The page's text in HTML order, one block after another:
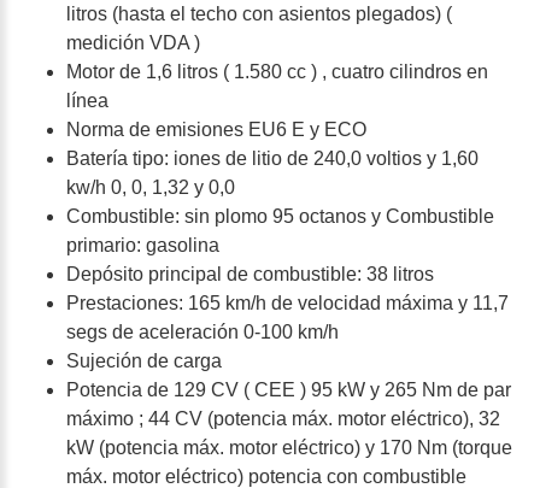
litros (hasta el techo con asientos plegados) (
medición VDA )
Motor de 1,6 litros ( 1.580 cc ) , cuatro cilindros en
línea
Norma de emisiones EU6 E y ECO
Batería tipo: iones de litio de 240,0 voltios y 1,60
kw/h 0, 0, 1,32 y 0,0
Combustible: sin plomo 95 octanos y Combustible
primario: gasolina
Depósito principal de combustible: 38 litros
Prestaciones: 165 km/h de velocidad máxima y 11,7
segs de aceleración 0-100 km/h
Sujeción de carga
Potencia de 129 CV ( CEE ) 95 kW y 265 Nm de par
máximo ; 44 CV (potencia máx. motor eléctrico), 32
kW (potencia máx. motor eléctrico) y 170 Nm (torque
máx. motor eléctrico) potencia con combustible